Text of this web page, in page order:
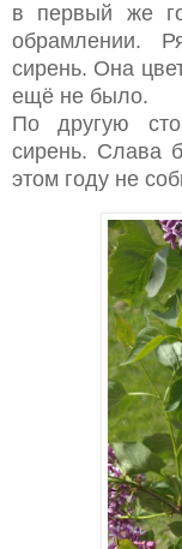
в первый же
обрамлении.
сирень. Она
ещё не было.
По другую
сирень. Слава
этом году не